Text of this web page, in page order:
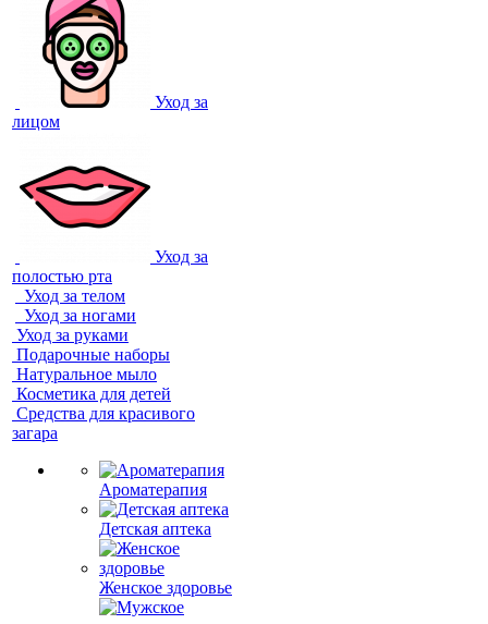
Уход за
лицом
Уход за
полостью рта
Уход за телом
Уход за ногами
Уход за руками
Подарочные наборы
Натуральное мыло
Косметика для детей
Средства для красивого
загара
Ароматерапия
Детская аптека
Женское здоровье